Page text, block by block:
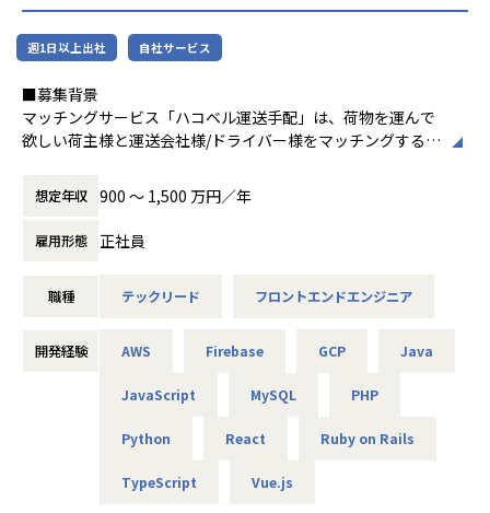
意形成をリードします。
-アカウントプラン策定から案件創出・実行まで一気通貫
・技術に縛られず価値創出に集中できる
-データ領域の専門開発は不要。PM・ビジネス視点を活か
せる環境です。
-ラインマネジメント経験を活かしつつ、再び顧客最前線で
価値発揮が可能です。
アカウントマネジメント室は、当社の主要顧客（エンタープ
組織です。
に深く入り込み、「共に事業を創るパートナー」として伴走
営業・データエンジニア・コンサルタントと密に連携しなが
ることがミッションです。
ることを私たちは使命としております。
■Vision：100年企業の創造
員全員が燃える会社」を目指しています。理
想企業とは「他者貢献」を通して誰よりも発
ける会社が「100年企業」であると信じてい
ことに最大の意義をもって事業活動に取り組
週1日以上出社 自社サービス
■募集背景
マッチングサービス「ハコベル運送手配」は、荷物を運んで
欲しい荷主様と運送会社様/ドライバー様をマッチングするサ
す。軽貨物・一般貨物の両領域をカバーしており、プロダク
トを通して多重下請構造の是正を実現することを目指してい
ます。
現在は、コアユーザ向けの機能開発と、長期的にデリバリー
あります。ドメインの複雑さに向き合いながら、設計・実
「ハコベル運送手配」（軽貨物・一般貨物）のフロントエン
実装までをリードしていただきます。
テムリプレイスプロジェクトが進行中で、React.js + TypeSc
想定年収 900 〜 1,500 万円／年
雇用形態 正社員
職種 テックリード フロントエンドエンジニア
開発経験 AWS Firebase GCP Java
JavaScript MySQL PHP
Python React Ruby on Rails
TypeScript Vue.js